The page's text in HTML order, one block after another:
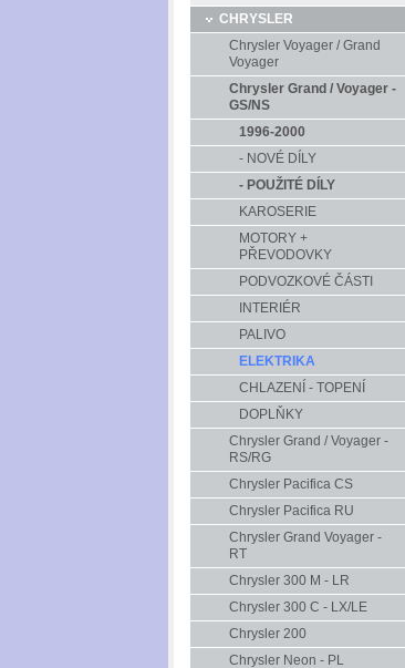
CHRYSLER
Chrysler Voyager / Grand
Voyager
Chrysler Grand / Voyager -
GS/NS
1996-2000
- NOVÉ DÍLY
- POUŽITÉ DÍLY
KAROSERIE
MOTORY +
PŘEVODOVKY
PODVOZKOVÉ ČÁSTI
INTERIÉR
PALIVO
ELEKTRIKA
CHLAZENÍ - TOPENÍ
DOPLŇKY
Chrysler Grand / Voyager -
RS/RG
Chrysler Pacifica CS
Chrysler Pacifica RU
Chrysler Grand Voyager -
RT
Chrysler 300 M - LR
Chrysler 300 C - LX/LE
Chrysler 200
Chrysler Neon - PL